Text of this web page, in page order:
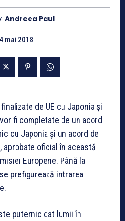
Andreea Paul
4 mai 2018
de UE cu Japonia și
fi completate de un acord
cu Japonia și un acord de
aprobate oficial în această
Europene. Până la
prefigurează intrarea
puternic dat lumii în